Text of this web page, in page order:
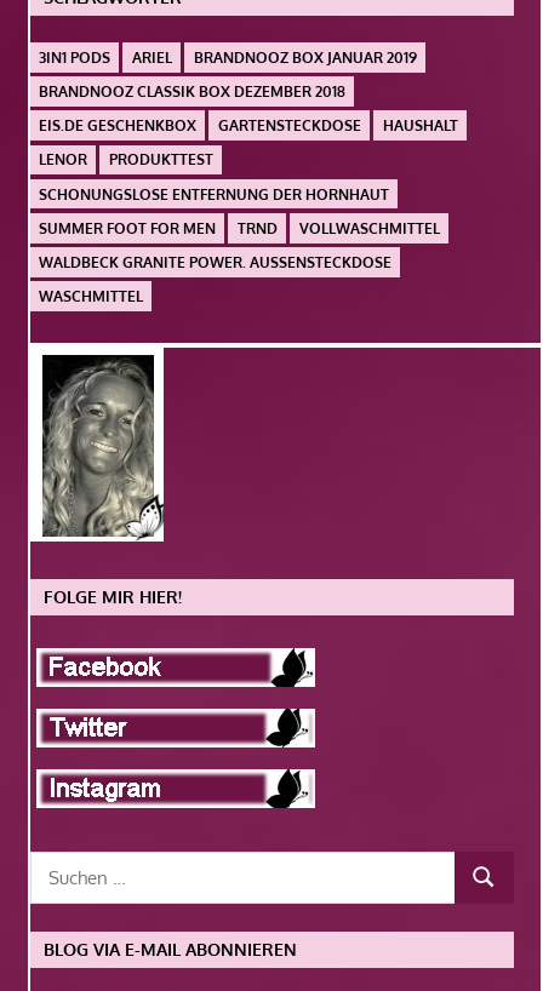
3IN1 PODS ARIEL
BRANDNOOZ BOX JANUAR 2019
BRANDNOOZ CLASSIK BOX DEZEMBER 2018
EIS.DE GESCHENKBOX
GARTENSTECKDOSE
HAUSHALT
LENOR
PRODUKTTEST
SCHONUNGSLOSE ENTFERNUNG DER HORNHAUT
SUMMER FOOT FOR MEN
TRND
VOLLWASCHMITTEL
WALDBECK GRANITE POWER. AUSSENSTECKDOSE
WASCHMITTEL
FOLGE MIR HIER!
BLOG VIA E-MAIL ABONNIEREN